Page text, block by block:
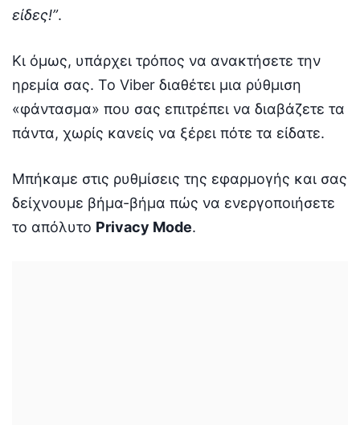
είδες!”.
Κι όμως, υπάρχει τρόπος να ανακτήσετε την
ηρεμία σας. Το Viber διαθέτει μια ρύθμιση
«φάντασμα» που σας επιτρέπει να διαβάζετε τα
πάντα, χωρίς κανείς να ξέρει πότε τα είδατε.
Μπήκαμε στις ρυθμίσεις της εφαρμογής και σας
δείχνουμε βήμα-βήμα πώς να ενεργοποιήσετε
το απόλυτο Privacy Mode.